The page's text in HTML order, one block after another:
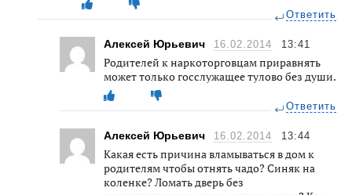
Ответить
Алексей Юрьевич 16.02.2014 13:41
Родителей к наркоторговцам приравнять
может только госслужащее тулово без души.
Ответить
Алексей Юрьевич 16.02.2014 13:44
Какая есть причина вламываться в дом к
родителям чтобы отнять чадо? Синяк на
коленке? Ломать дверь без